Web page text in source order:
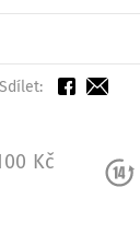
Sdílet:
Kč